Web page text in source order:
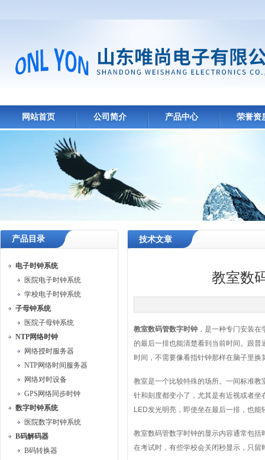
网站首页 公司简介 产品中心 荣誉资
产品目录
电子时钟系统
医院电子时钟系统
学校电子时钟系统
子母钟系统
医院子母钟系统
NTP网络时钟
网络授时服务器
NTP网络时间服务器
网络对时设备
GPS网络同步时钟
数字时钟系统
医院数字时钟系统
B码解码器
B码转换器
技术文章
教室数
教室数码管数字时钟 ，是一种专门安装
的最后一排也能清楚看到当前时间。跟
时间，不需要像看指针钟那样在脑子里换
教室是一个比较特殊的场所。一间标准
针和刻度都变小了，尤其是有近视或者
LED发光明亮，即使坐在最后一排，也
教室数码管数字时钟的显示内容通常包
在考试时，有些学校会关闭秒显示，只